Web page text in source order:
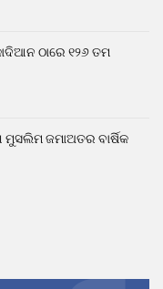
ଠାରେ ୧୨୬ ତମ
ଜମାଅତର ବାର୍ଷିକ